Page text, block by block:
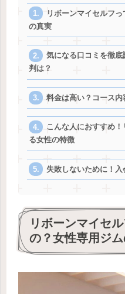
リボーンマイセルフ
の真実
気になる口コミを徹
判は？
料金は高い？コース
こんな人におすすめ
る女性の特徴
失敗しないために！
リボーンマイセ
の？女性専用ジ